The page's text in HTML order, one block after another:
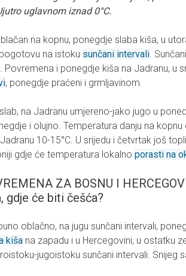
uglavnom iznad 0°C.
na kopnu, ponegdje slaba kiša, u
na istoku sunčani intervali.
Povremena i ponegdje kiša na Jadranu, u
, ponegdje praćeni i grmljavinom.
na Jadranu umjereno-jako jugo u
i olujno. Temperatura danju na kopnu
10-15°C. U srijedu i četvrtak još
gdje će temperatura lokalno porasti na
ZA BOSNU I
gdje će biti češća?
oblačno, na jugu sunčani intervali,
kiša na zapadu i u Hercegovini, u ostatku
jugoistoku sunčani intervali. Snijeg